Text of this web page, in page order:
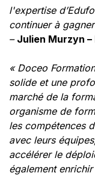
l'expertise
continuer à
– Julien Murzyn
« Doceo
solide et une
marché de la
organisme de
les compétences
avec leurs
accélérer le
également